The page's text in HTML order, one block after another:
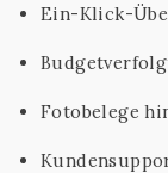
Ein-Klick-
Fotobelege